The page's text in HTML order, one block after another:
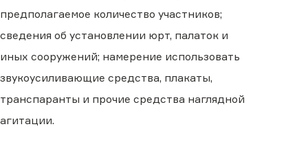
предполагаемое количество участников;
сведения об установлении юрт, палаток и
иных сооружений; намерение использовать
звукоусиливающие средства, плакаты,
транспаранты и прочие средства наглядной
агитации.